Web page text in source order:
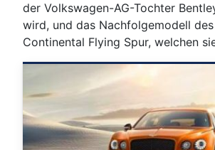
der Volkswagen-AG-Tochter
wird, und das Nachfolgemodell
Continental Flying Spur, welchen